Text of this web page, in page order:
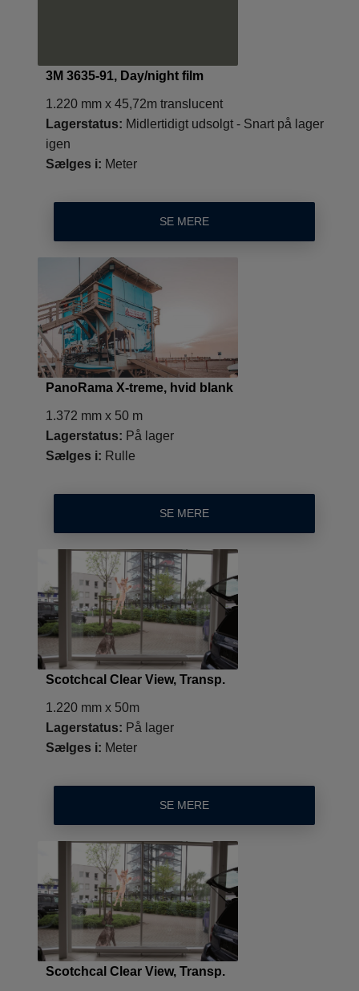
3M 3635-91, Day/night film
1.220 mm x 45,72m translucent
Lagerstatus: Midlertidigt udsolgt - Snart på lager
igen
Sælges i: Meter
SE MERE
PanoRama X-treme, hvid blank
1.372 mm x 50 m
Lagerstatus: På lager
Sælges i: Rulle
SE MERE
Scotchcal Clear View, Transp.
1.220 mm x 50m
Lagerstatus: På lager
Sælges i: Meter
SE MERE
Scotchcal Clear View, Transp.